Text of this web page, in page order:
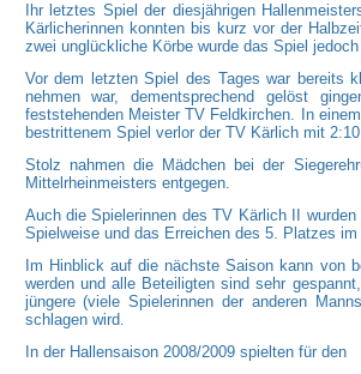
Ihr letztes Spiel der diesjährigen
Kärlicherinnen konnten bis kurz vor der
zwei unglückliche Körbe wurde das Spiel
Vor dem letzten Spiel des Tages war bereits
nehmen war, dementsprechend gelöst
feststehenden Meister TV Feldkirchen. In
bestrittenem Spiel verlor der TV Kärlich mit
Stolz nahmen die Mädchen bei der
Mittelrheinmeisters entgegen.
Auch die Spielerinnen des TV Kärlich II
Spielweise und das Erreichen des 5. Platzes
Im Hinblick auf die nächste Saison kann von
werden und alle Beteiligten sind sehr
jüngere (viele Spielerinnen der anderen
schlagen wird.
In der Hallensaison 2008/2009 spielten für den